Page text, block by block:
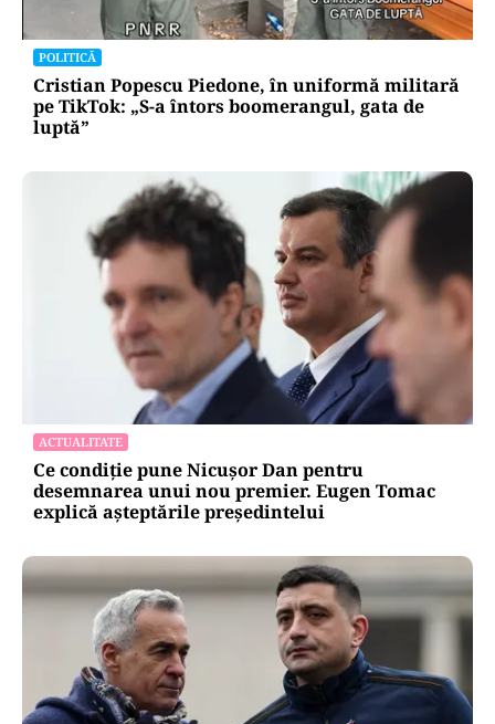
POLITICĂ
Cristian Popescu Piedone, în uniformă militară
pe TikTok: „S-a întors boomerangul, gata de
luptă”
ACTUALITATE
Ce condiție pune Nicușor Dan pentru
desemnarea unui nou premier. Eugen Tomac
explică așteptările președintelui